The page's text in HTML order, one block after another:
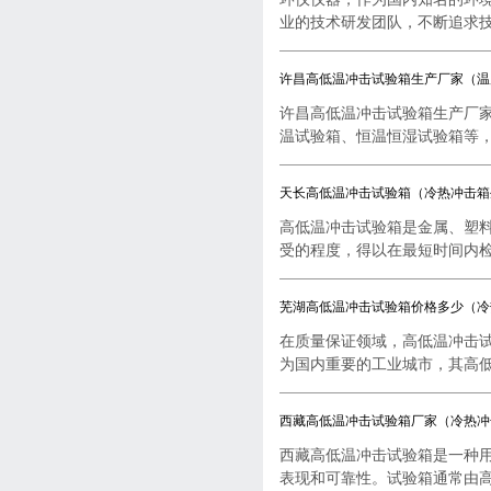
业的技术研发团队，不断追求
许昌高低温冲击试验箱生产厂家（
许昌高低温冲击试验箱生产厂
温试验箱、恒温恒湿试验箱等
天长高低温冲击试验箱（冷热冲击
高低温冲击试验箱是金属、塑
受的程度，得以在最短时间内
芜湖高低温冲击试验箱价格多少（
在质量保证领域，高低温冲击
为国内重要的工业城市，其高
西藏高低温冲击试验箱厂家（冷热
西藏高低温冲击试验箱是一种
表现和可靠性。试验箱通常由